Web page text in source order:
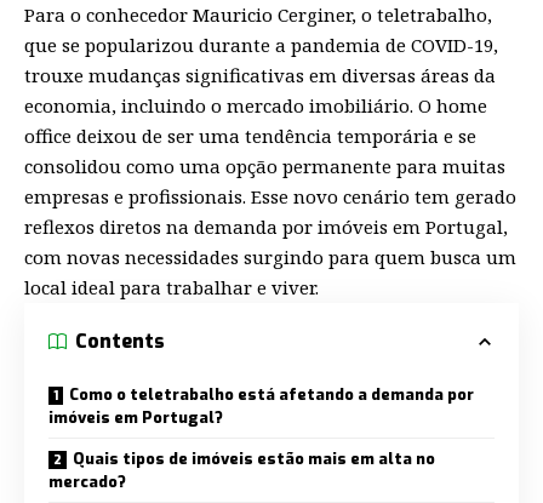
Para o conhecedor Mauricio Cerginer, o teletrabalho,
que se popularizou durante a pandemia de COVID-19,
trouxe mudanças significativas em diversas áreas da
economia, incluindo o mercado imobiliário. O home
office deixou de ser uma tendência temporária e se
consolidou como uma opção permanente para muitas
empresas e profissionais. Esse novo cenário tem gerado
reflexos diretos na demanda por imóveis em Portugal,
com novas necessidades surgindo para quem busca um
local ideal para trabalhar e viver.
Contents
Como o teletrabalho está afetando a demanda por
imóveis em Portugal?
Quais tipos de imóveis estão mais em alta no
mercado?